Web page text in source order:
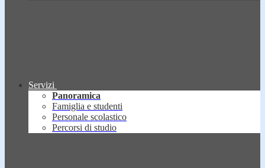
Servizi
Panoramica
Famiglia e studenti
Personale scolastico
Percorsi di studio